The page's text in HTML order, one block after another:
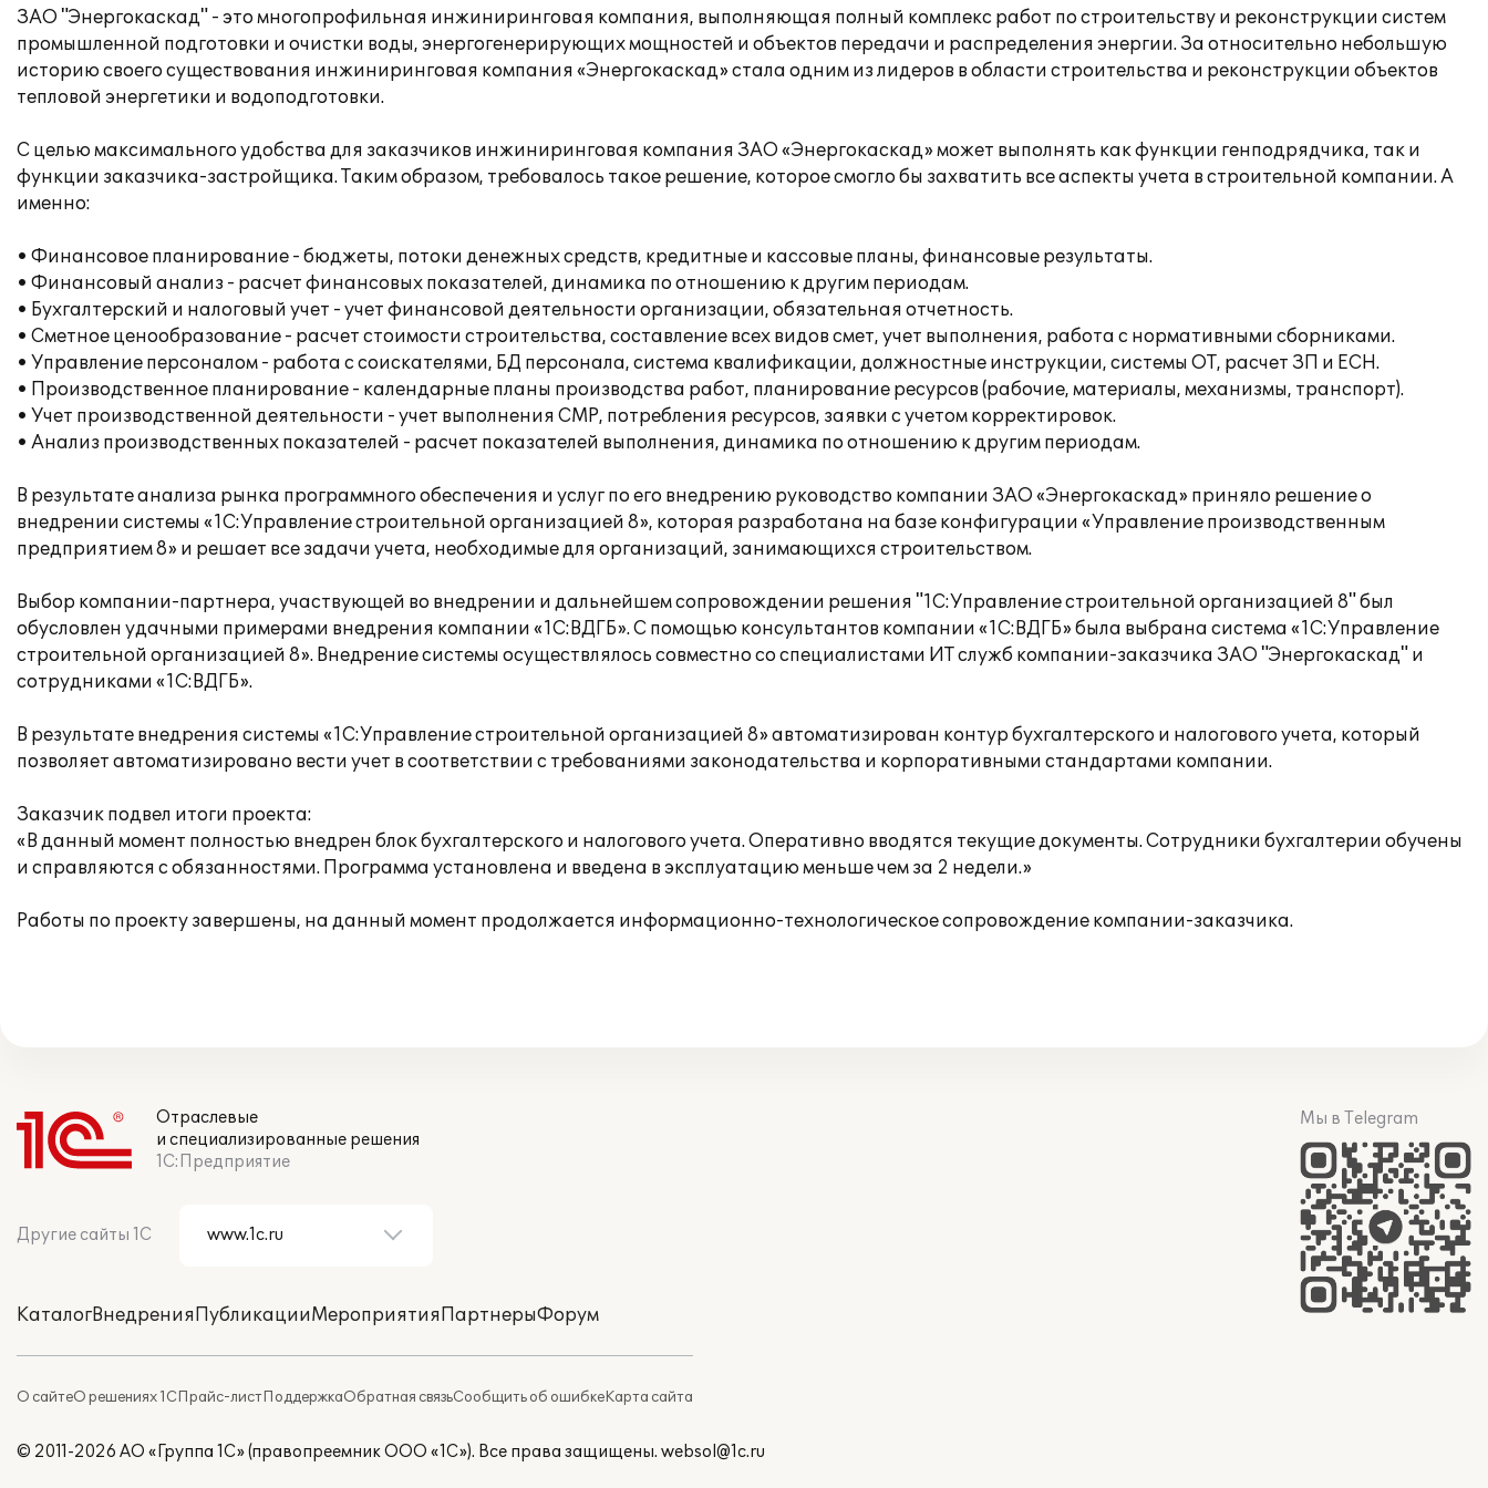
ЗАО "Энергокаскад" - это многопрофильная инжиниринговая компания, выполняющая полный комплекс работ по строительству и реконструкции систем
промышленной подготовки и очистки воды, энергогенерирующих мощностей и объектов передачи и распределения энергии. За относительно небольшую
историю своего существования инжиниринговая компания «Энергокаскад» стала одним из лидеров в области строительства и реконструкции объектов
тепловой энергетики и водоподготовки.
С целью максимального удобства для заказчиков инжиниринговая компания ЗАО «Энергокаскад» может выполнять как функции генподрядчика, так и
функции заказчика-застройщика. Таким образом, требовалось такое решение, которое смогло бы захватить все аспекты учета в строительной компании. А
именно:
• Финансовое планирование - бюджеты, потоки денежных средств, кредитные и кассовые планы, финансовые результаты.
• Финансовый анализ - расчет финансовых показателей, динамика по отношению к другим периодам.
• Бухгалтерский и налоговый учет - учет финансовой деятельности организации, обязательная отчетность.
• Сметное ценообразование - расчет стоимости строительства, составление всех видов смет, учет выполнения, работа с нормативными сборниками.
• Управление персоналом - работа с соискателями, БД персонала, система квалификации, должностные инструкции, системы ОТ, расчет ЗП и ЕСН.
• Производственное планирование - календарные планы производства работ, планирование ресурсов (рабочие, материалы, механизмы, транспорт).
• Учет производственной деятельности - учет выполнения СМР, потребления ресурсов, заявки с учетом корректировок.
• Анализ производственных показателей - расчет показателей выполнения, динамика по отношению к другим периодам.
В результате анализа рынка программного обеспечения и услуг по его внедрению руководство компании ЗАО «Энергокаскад» приняло решение о
внедрении системы «1С:Управление строительной организацией 8», которая разработана на базе конфигурации «Управление производственным
предприятием 8» и решает все задачи учета, необходимые для организаций, занимающихся строительством.
Выбор компании-партнера, участвующей во внедрении и дальнейшем сопровождении решения "1С:Управление строительной организацией 8" был
обусловлен удачными примерами внедрения компании «1С:ВДГБ». С помощью консультантов компании «1С:ВДГБ» была выбрана система «1С:Управление
строительной организацией 8». Внедрение системы осуществлялось совместно со специалистами ИТ служб компании-заказчика ЗАО "Энергокаскад" и
сотрудниками «1С:ВДГБ».
В результате внедрения системы «1С:Управление строительной организацией 8» автоматизирован контур бухгалтерского и налогового учета, который
позволяет автоматизировано вести учет в соответствии с требованиями законодательства и корпоративными стандартами компании.
Заказчик подвел итоги проекта:
«В данный момент полностью внедрен блок бухгалтерского и налогового учета. Оперативно вводятся текущие документы. Сотрудники бухгалтерии обучены
и справляются с обязанностями. Программа установлена и введена в эксплуатацию меньше чем за 2 недели.»
Работы по проекту завершены, на данный момент продолжается информационно-технологическое сопровождение компании-заказчика.
Отраслевые
и специализированные решения
1С:Предприятие
Другие сайты 1С
КаталогВнедренияПубликацииМероприятияПартнерыФорум
О сайтеО решениях 1СПрайс-листПоддержкаОбратная связьСообщить об ошибкеКарта сайта
Мы в Telegram
© 2011-2026 АО «Группа 1С» (правопреемник ООО «1С»). Все права защищены. websol@1c.ru